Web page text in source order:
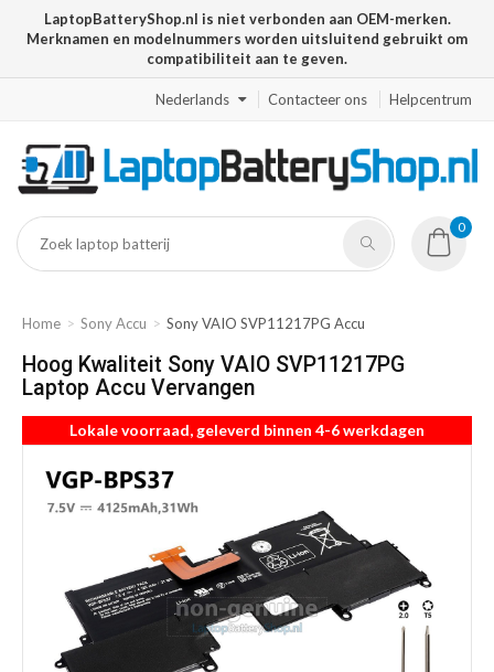
LaptopBatteryShop.nl is niet verbonden aan OEM-merken.
Merknamen en modelnummers worden uitsluitend gebruikt om
compatibiliteit aan te geven.
Nederlands Contacteer ons Helpcentrum
0
Home Sony Accu Sony VAIO SVP11217PG Accu
Hoog Kwaliteit Sony VAIO SVP11217PG
Laptop Accu Vervangen
Lokale voorraad, geleverd binnen 4-6 werkdagen